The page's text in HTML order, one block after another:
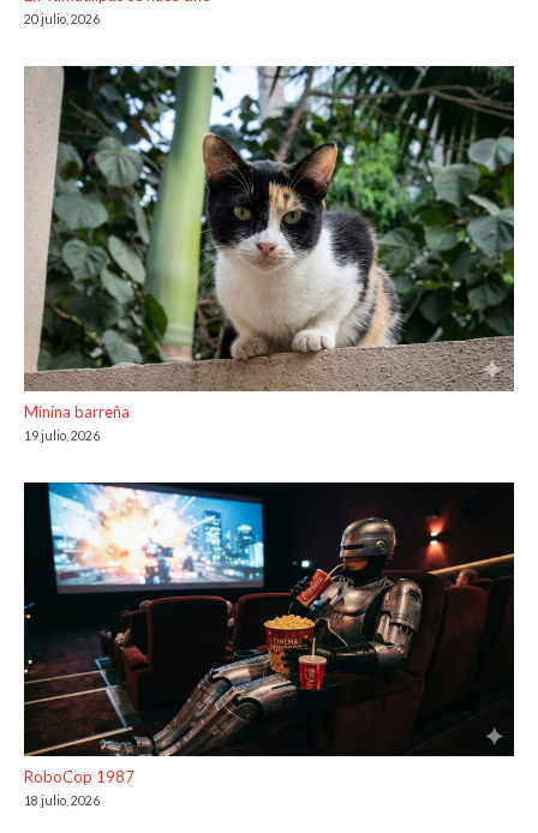
20 julio, 2026
Minina barreña
19 julio, 2026
RoboCop 1987
18 julio, 2026